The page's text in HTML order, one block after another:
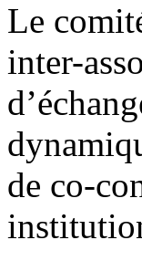
Le
inter-
de co-